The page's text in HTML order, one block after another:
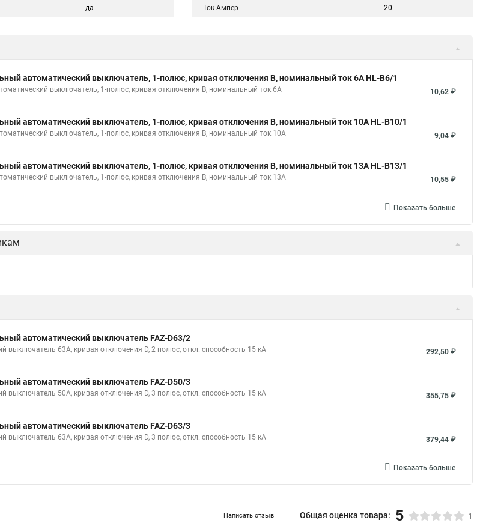
да Ток Ампер 20
автоматический выключатель, 1-полюс, кривая отключения B, номинальный ток 6А HL-B6/1
выключатель, 1-полюс, кривая отключения B, номинальный ток 6А 10,62 ₽
автоматический выключатель, 1-полюс, кривая отключения B, номинальный ток 10А HL-B10/1
выключатель, 1-полюс, кривая отключения B, номинальный ток 10А 9,04 ₽
автоматический выключатель, 1-полюс, кривая отключения B, номинальный ток 13А HL-B13/1
выключатель, 1-полюс, кривая отключения B, номинальный ток 13А 10,55 ₽
Показать больше
автоматический выключатель FAZ-D63/2
выключатель 63А, кривая отключения D, 2 полюс, откл. способность 15 кА 292,50 ₽
автоматический выключатель FAZ-D50/3
выключатель 50А, кривая отключения D, 3 полюс, откл. способность 15 кА 355,75 ₽
автоматический выключатель FAZ-D63/3
выключатель 63А, кривая отключения D, 3 полюс, откл. способность 15 кА 379,44 ₽
Показать больше
Написать отзыв Общая оценка товара: 5 1